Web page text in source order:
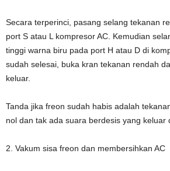
Secara terperinci, pasang selang tekanan
port S atau L kompresor AC. Kemudian
tinggi warna biru pada port H atau D di
sudah selesai, buka kran tekanan rendah
keluar.
Tanda jika freon sudah habis adalah
nol dan tak ada suara berdesis yang keluar
2. Vakum sisa freon dan membersihkan AC